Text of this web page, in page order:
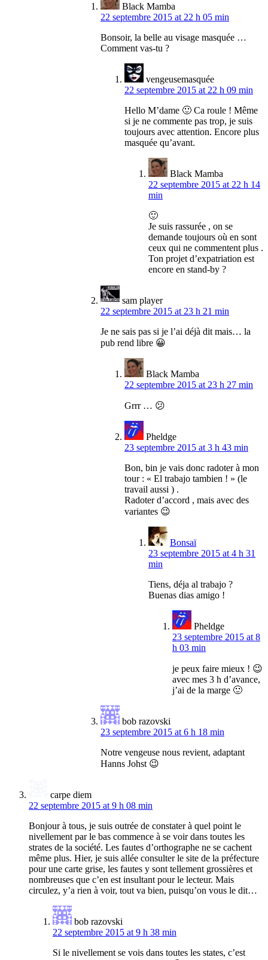
Black Mamba
22 septembre 2015 at 22 h 05 min
Bonsoir, la belle au visage masquée …
Comment vas-tu ?
vengeusemasquée
22 septembre 2015 at 22 h 09 min
Hello M’dame 🙂 Ca roule ! Même
si je ne commente pas trop, je suis
toujours avec attention. Encore plus
masquée qu’avant.
Black Mamba
22 septembre 2015 at 22 h 14
min
🙂
Je suis rassurée , on se
demande toujours où en sont
ceux qui ne commentent plus .
Ton projet d’expatriation est
encore en stand-by ?
sam player
22 septembre 2015 at 23 h 21 min
Je ne sais pas si je l’ai déjà dit mais… la
pub rend libre 😀
Black Mamba
22 septembre 2015 at 23 h 27 min
Grrr … 😕
Pheldge
23 septembre 2015 at 3 h 43 min
Bon, bin je vais donc radoter à mon
tour : « El trabajo tambien ! » (le
travail aussi ) .
Radoter d’accord , mais avec des
variantes 😉
Bonsaï
23 septembre 2015 at 4 h 31
min
Tiens, déja al trabajo ?
Buenas dias amigo !
Pheldge
23 septembre 2015 at 8
h 03 min
je peux faire mieux ! 😉
avec mes 3 h d’avance,
j’ai de la marge 🙂
bob razovski
23 septembre 2015 at 6 h 18 min
Notre vengeuse nous revient, adaptant
Hanns Johst 😉
carpe diem
22 septembre 2015 at 9 h 08 min
Bonjour à tous, je suis outrée de constater à quel point le
nivellement par le bas commence à se voir dans toutes les
strates de la société. Les fautes d’orthographe ne se cachent
même plus. Hier, je suis allée consulter le site de la préfecture
pour une carte grise, les fautes y sont tellement grossières et
nombreuses que c’en est insultant pour le lecteur. Mais
circulez, y’a rien à voir, tout va bien, puisqu’on vous le dit…
bob razovski
22 septembre 2015 at 9 h 38 min
Si le nivellement se vois dans toutes les states, c’est